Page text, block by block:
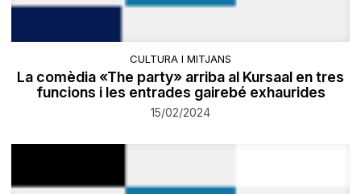
CULTURA I MITJANS
La comèdia «The party» arriba al Kursaal en tres
funcions i les entrades gairebé exhaurides
15/02/2024